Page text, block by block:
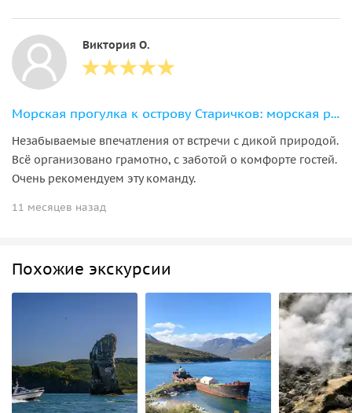
Виктория О.
Морская прогулка к острову Старичков: морская рыбалка и крабовое сафари
Незабываемые впечатления от встречи с дикой природой.
Всё организовано грамотно, с заботой о комфорте гостей.
Очень рекомендуем эту команду.
11 месяцев назад
Похожие экскурсии